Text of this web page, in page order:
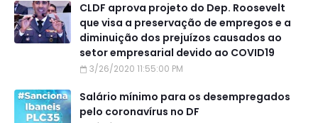
CLDF aprova projeto do Dep. Roosevelt
que visa a preservação de empregos e a
diminuição dos prejuízos causados ao
setor empresarial devido ao COVID19
3/26/2020 11:55:00 PM
Salário mínimo para os desempregados
pelo coronavírus no DF